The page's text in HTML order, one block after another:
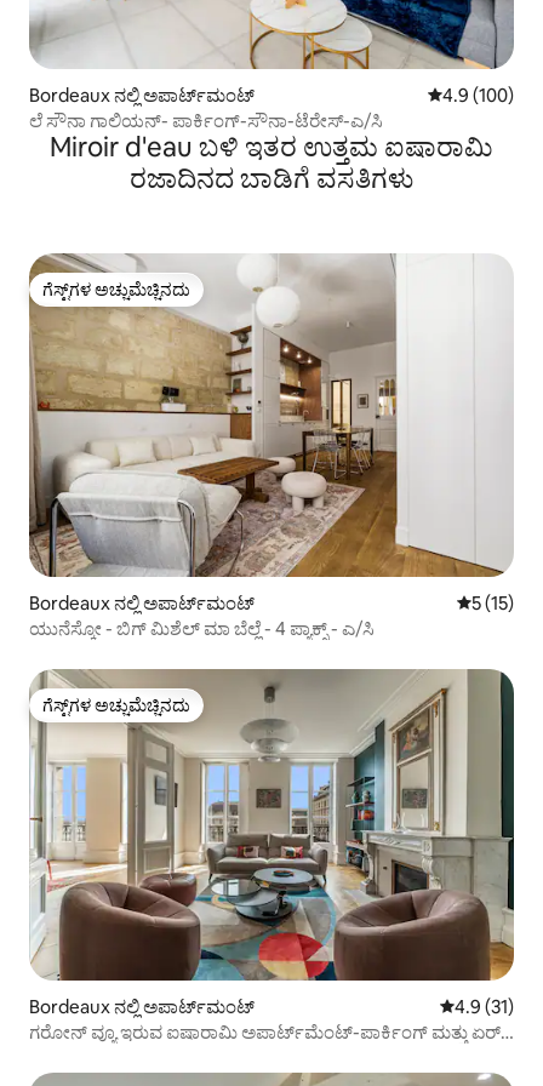
Bordeaux ನಲ್ಲಿ ಅಪಾರ್ಟ್‌ಮಂಟ್ 5 ರಲ್ಲಿ 4.9
4.9 (100)
ಲೆ ಸೌನಾ ಗಾಲಿಯನ್- ಪಾರ್ಕಿಂಗ್-ಸೌನಾ-ಟೆರೇಸ್-ಎ/ಸಿ
Miroir d'eau ಬಳಿ ಇತರ ಉತ್ತಮ ಐಷಾರಾಮಿ
ರಜಾದಿನದ ಬಾಡಿಗೆ ವಸತಿಗಳು
ಗೆಸ್ಟ್‌ಗಳ ಅಚ್ಚುಮೆಚ್ಚಿನದು
ಗೆಸ್ಟ್‌ಗಳ ಅಚ್ಚುಮೆಚ್ಚಿನದು
Bordeaux ನಲ್ಲಿ ಅಪಾರ್ಟ್‌ಮಂಟ್ 5 ರಲ್ಲಿ 5
5 (15)
ಯುನೆಸ್ಕೋ - ಬಿಗ್ ಮಿಶೆಲ್ ಮಾ ಬೆಲ್ಲೆ - 4 ಪ್ಯಾಕ್ಸ್ - ಎ/ಸಿ
ಗೆಸ್ಟ್‌ಗಳ ಅಚ್ಚುಮೆಚ್ಚಿನದು
ಗೆಸ್ಟ್‌ಗಳ ಅಚ್ಚುಮೆಚ್ಚಿನದು
Bordeaux ನಲ್ಲಿ ಅಪಾರ್ಟ್‌ಮಂಟ್ 5 ರಲ್ಲಿ 4.9
4.9 (31)
ಗರೋನ್ ವ್ಯೂ ಇರುವ ಐಷಾರಾಮಿ ಅಪಾರ್ಟ್‌ಮೆಂಟ್-ಪಾರ್ಕಿಂಗ್ ಮತ್ತು ಏರ್